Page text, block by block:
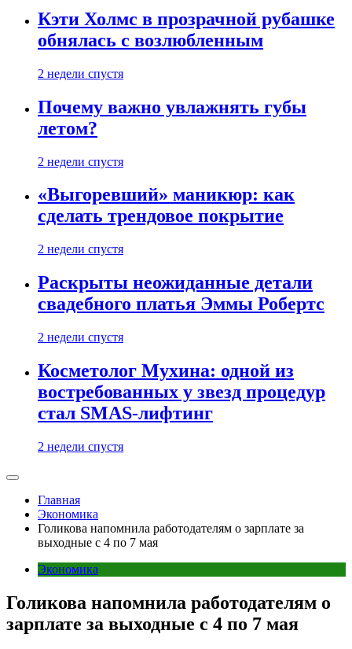
Кэти Холмс в прозрачной рубашке
обнялась с возлюбленным
2 недели спустя
Почему важно увлажнять губы
летом?
2 недели спустя
«Выгоревший» маникюр: как
сделать трендовое покрытие
2 недели спустя
Раскрыты неожиданные детали
свадебного платья Эммы Робертс
2 недели спустя
Косметолог Мухина: одной из
востребованных у звезд процедур
стал SMAS-лифтинг
2 недели спустя
Главная
Экономика
Голикова напомнила работодателям о зарплате за
выходные с 4 по 7 мая
Экономика
Голикова напомнила работодателям о
зарплате за выходные с 4 по 7 мая